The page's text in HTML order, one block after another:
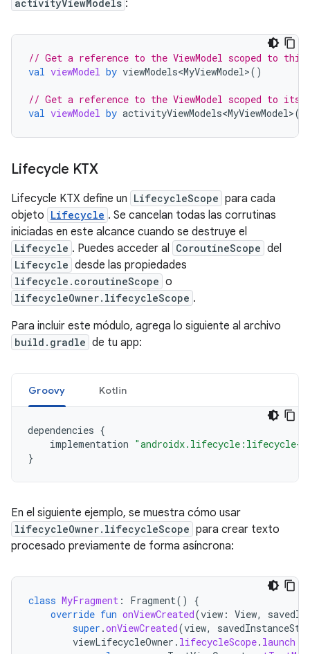
activityViewModels :
// Get a reference to the ViewModel scoped to this
val viewModel by viewModels<MyViewModel>()
// Get a reference to the ViewModel scoped to its
val viewModel by activityViewModels<MyViewModel>()
Lifecycle KTX
Lifecycle KTX define un LifecycleScope para cada
objeto Lifecycle . Se cancelan todas las corrutinas
iniciadas en este alcance cuando se destruye el
Lifecycle . Puedes acceder al CoroutineScope del
Lifecycle desde las propiedades
lifecycle.coroutineScope o
lifecycleOwner.lifecycleScope .
Para incluir este módulo, agrega lo siguiente al archivo
build.gradle de tu app:
Groovy Kotlin
dependencies {
implementation "androidx.lifecycle:lifecycle-
}
En el siguiente ejemplo, se muestra cómo usar
lifecycleOwner.lifecycleScope para crear texto
procesado previamente de forma asíncrona:
class MyFragment : Fragment()
{
override fun onViewCreated(view : View,
super .onViewCreated(view,
viewLifecycleOwner . lifecycleScope. launch